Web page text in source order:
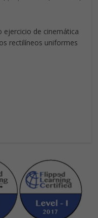
ejercicio de cinemática
rectilíneos uniformes